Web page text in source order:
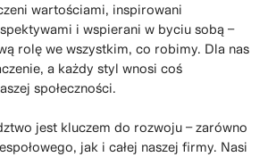
wartościami, inspirowani
i wspierani w byciu sobą –
rolę we wszystkim, co robimy. Dla nas
a każdy styl wnosi coś
społeczności.
jest kluczem do rozwoju – zarówno
jak i całej naszej firmy. Nasi